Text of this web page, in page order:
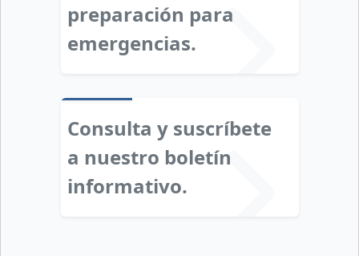
preparación para
emergencias.
Consulta y suscríbete
a nuestro boletín
informativo.